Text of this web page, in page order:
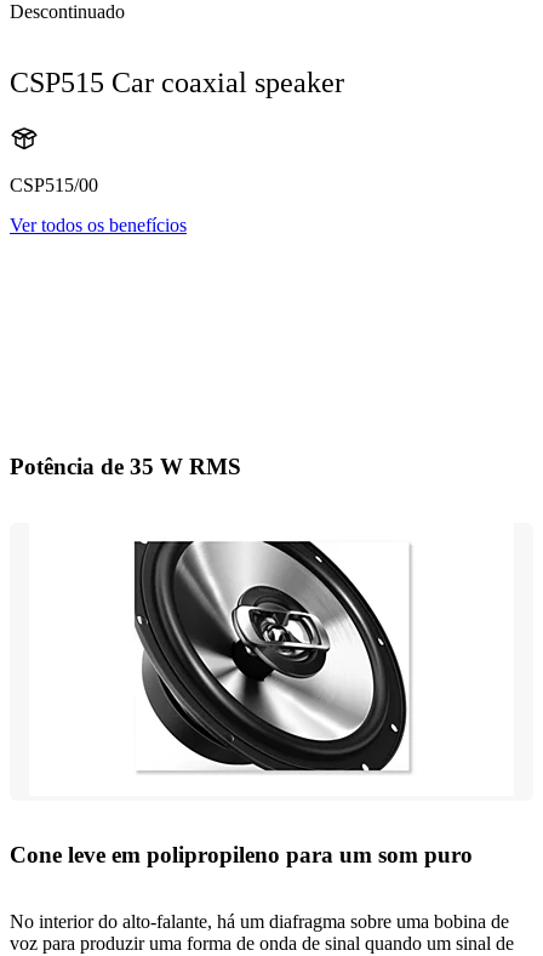
Descontinuado
CSP515 Car coaxial speaker
CSP515/00
Ver todos os benefícios
Potência de 35 W RMS
Cone leve em polipropileno para um som puro
No interior do alto-falante, há um diafragma sobre uma bobina de
voz para produzir uma forma de onda de sinal quando um sinal de